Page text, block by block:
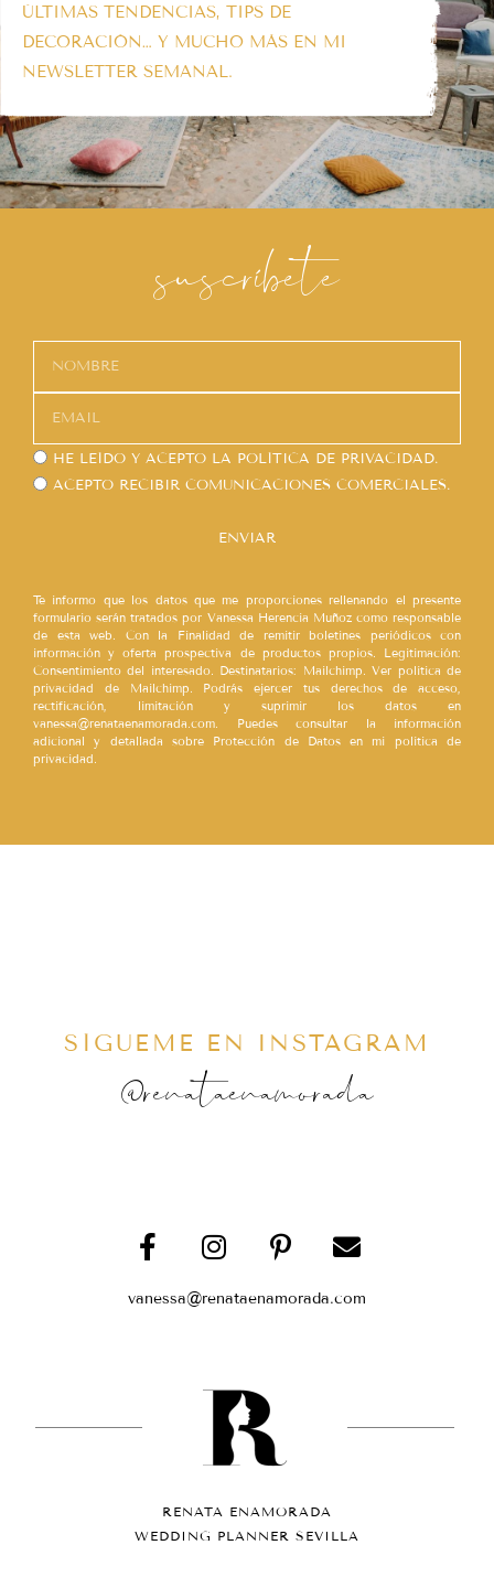
ÚLTIMAS TENDENCIAS, TIPS DE
DECORACIÓN… Y MUCHO MÁS EN MI
NEWSLETTER SEMANAL.
suscríbete
HE LEÍDO Y ACEPTO LA POLÍTICA DE PRIVACIDAD.
ACEPTO RECIBIR COMUNICACIONES COMERCIALES.
ENVIAR
Te informo que los datos que me proporciones rellenando el presente
formulario serán tratados por Vanessa Herencia Muñoz como responsable
de esta web. Con la Finalidad de remitir boletines periódicos con
información y oferta prospectiva de productos propios. Legitimación:
Consentimiento del interesado. Destinatarios: Mailchimp. Ver política de
privacidad de Mailchimp. Podrás ejercer tus derechos de acceso,
rectificación, limitación y suprimir los datos en
vanessa@renataenamorada.com. Puedes consultar la información
adicional y detallada sobre Protección de Datos en mi política de
privacidad.
SÍGUEME EN INSTAGRAM
@renataenamorada
vanessa@renataenamorada.com
RENATA ENAMORADA
WEDDING PLANNER SEVILLA